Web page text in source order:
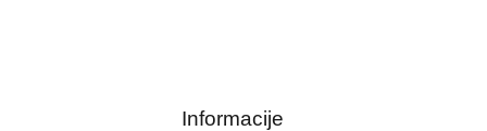
Informacije